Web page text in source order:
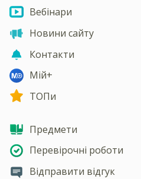
Вебінари
Новини сайту
Контакти
Мій+
ТОПи
Предмети
Перевірочні роботи
Відправити відгук